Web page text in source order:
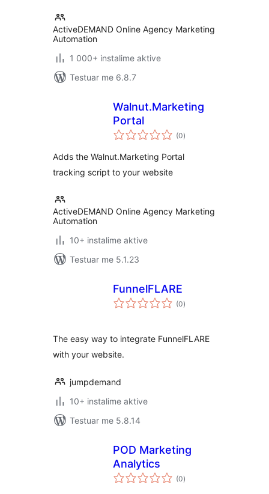
ActiveDEMAND Online Agency Marketing
Automation
1 000+ instalime aktive
Testuar me 6.8.7
Walnut.Marketing
Portal
(0vlerësime
gjithsej
)
Adds the Walnut.Marketing Portal
tracking script to your website
ActiveDEMAND Online Agency Marketing
Automation
10+ instalime aktive
Testuar me 5.1.23
FunnelFLARE
(0vlerësime
gjithsej
)
The easy way to integrate FunnelFLARE
with your website.
jumpdemand
10+ instalime aktive
Testuar me 5.8.14
POD Marketing
Analytics
(0vlerësime
gjithsej
)